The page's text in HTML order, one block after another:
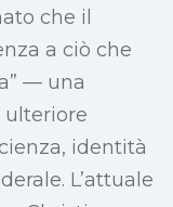
che il
a ciò che
— una
ulteriore
identità
L’attuale